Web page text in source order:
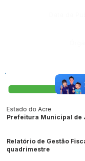
Estado do Acre
Prefeitura Municipal de
Relatório de Gestão
quadrimestre